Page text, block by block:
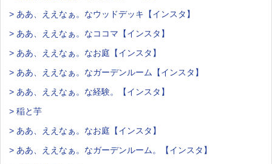
> ああ、ええなぁ。なウッドデッキ【インスタ】
> ああ、ええなぁ。なココマ【インスタ】
> ああ、ええなぁ。なお庭【インスタ】
> ああ、ええなぁ。なガーデンルーム【インスタ】
> ああ、ええなぁ。な経験。【インスタ】
> 稲と芋
> ああ、ええなぁ。なお庭【インスタ】
> ああ、ええなぁ。なガーデンルーム。【インスタ】